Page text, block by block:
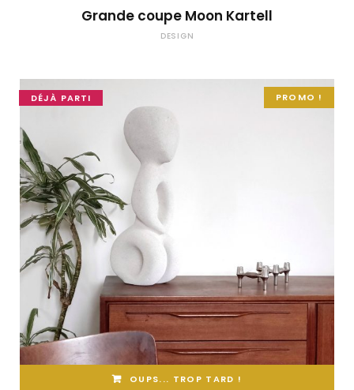
Grande coupe Moon Kartell
DESIGN
PROMO !
DÉJÀ PARTI
OUPS... TROP TARD !